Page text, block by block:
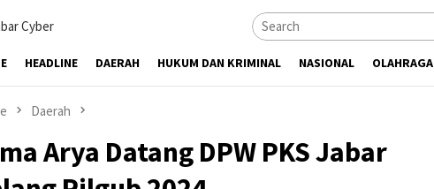
HEADLINE DAERAH HUKUM DAN KRIMINAL NASIONAL OLAHRAGA
Daerah
Arya Datang DPW PKS Jabar